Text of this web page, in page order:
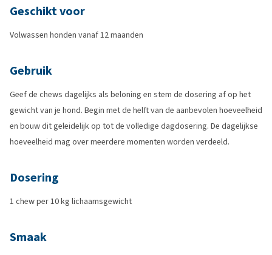
Geschikt voor
Volwassen honden vanaf 12 maanden
Gebruik
Geef de chews dagelijks als beloning en stem de dosering af op het
gewicht van je hond. Begin met de helft van de aanbevolen hoeveelheid
en bouw dit geleidelijk op tot de volledige dagdosering. De dagelijkse
hoeveelheid mag over meerdere momenten worden verdeeld.
Dosering
1 chew per 10 kg lichaamsgewicht
Smaak